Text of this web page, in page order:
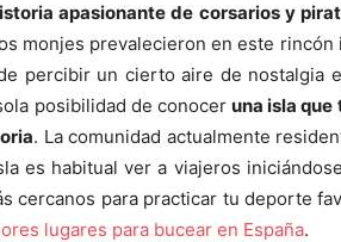
apasionante de corsarios y
monjes prevalecieron en este
percibir un cierto aire de nostalgia
posibilidad de conocer una isla que
. La comunidad actualmente
es habitual ver a viajeros
cercanos para practicar tu deporte
lugares para bucear en España.